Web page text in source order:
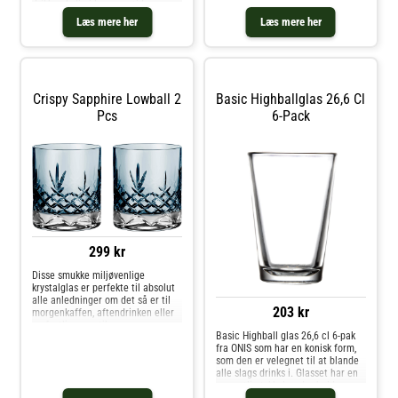
Læs mere her
Samtidig kan glasset bruges til
varme drikkevarer, hvor du er
sikker påÂ ikke at brænde fingrene
Læs mere her
servieren.Bringen Sie Farbe in Ihr
Leben und setzen Sie besondere
Farbakzente mit den
Crispy Sapphire Lowball 2
Pcs
299 kr
Disse smukke miljøvenlige
krystalglas er perfekte til absolut
alle anledninger om det så er til
morgenkaffen, aftendrinken eller
Basic Highballglas 26,6 Cl
6-Pack
203 kr
Basic Highball glas 26,6 cl 6-pak
fra ONIS som har en konisk form,
som den er velegnet til at blande
alle slags drinks i. Glasset har en
væsentlig tykkelse, der holder